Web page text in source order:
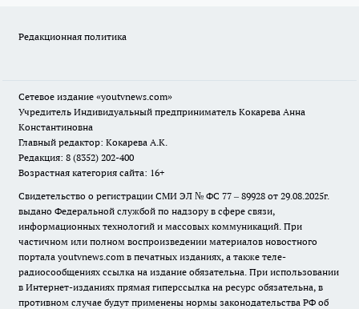
Редакционная политика
Сетевое издание «youtvnews.com»
Учредитель Индивидуальный предприниматель Кокарева Анна
Константиновна
Главный редактор: Кокарева А.К.
Редакция: 8 (8352) 202-400
Возрастная категория сайта: 16+
Свидетельство о регистрации СМИ ЭЛ № ФС 77 – 89928 от 29.08.2025г.
выдано Федеральной службой по надзору в сфере связи,
информационных технологий и массовых коммуникаций. При
частичном или полном воспроизведении материалов новостного
портала youtvnews.com в печатных изданиях, а также теле-
радиосообщениях ссылка на издание обязательна. При использовании
в Интернет-изданиях прямая гиперссылка на ресурс обязательна, в
противном случае будут применены нормы законодательства РФ об